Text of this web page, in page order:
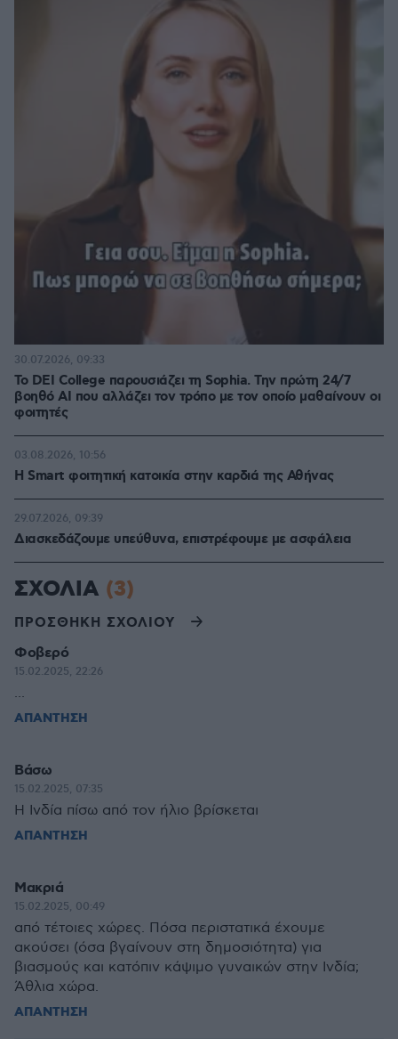
Το DEI College παρουσιάζει τη Sophia. Την πρώτη 24/7
βοηθό AI που αλλάζει τον τρόπο με τον οποίο μαθαίνουν οι
φοιτητές
30.07.2026, 09:33
Η Smart φοιτητική κατοικία στην καρδιά της Αθήνας
03.08.2026, 10:56
Διασκεδάζουμε υπεύθυνα, επιστρέφουμε με ασφάλεια
29.07.2026, 09:39
ΣΧΟΛΙΑ (3)
ΠΡΟΣΘΗΚΗ ΣΧΟΛΙΟΥ
Φοβερό
15.02.2025, 22:26
...
ΑΠΑΝΤΗΣΗ
Βάσω
15.02.2025, 07:35
Η Ινδία πίσω από τον ήλιο βρίσκεται
ΑΠΑΝΤΗΣΗ
Μακριά
15.02.2025, 00:49
από τέτοιες χώρες. Πόσα περιστατικά έχουμε
ακούσει (όσα βγαίνουν στη δημοσιότητα) για
βιασμούς και κατόπιν κάψιμο γυναικών στην Ινδία;
Άθλια χώρα.
ΑΠΑΝΤΗΣΗ